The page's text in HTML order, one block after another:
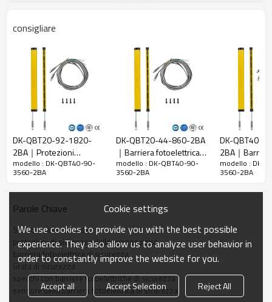
Spazio tra i
Rileva la
precisione
48 mm
Quantità di
travi
Raggio
d'azione
3560 mm
Taglia del
prodotto
15mm*30mm*L, L è la lunghezza dell'emettitore e
del ricevitore.
Distanza di
rilevamento
30-3000mm
risposta
≤15 ms
Dati meccanici
Materiale
dell'alloggiamentoMetallo
consigliare
DK-QBT20-92-1820-
2BA｜Protezioni
luminose per presse
piegatrici｜DADISICK
modello : DK-QBT40-90-
3560-2BA
DK-QBT20-44-860-2BA
｜Barriera fotoelettrica
di sicurezza｜DADISICK
modello : DK-QBT40-90-
3560-2BA
DK-QBT40-
2BA｜
fotoelettrica
｜DADISICK
modello : DK-
3560-2BA
Parole Chiave
Sensore laser a tenda
protezioni di sicurezza della punzonatrice
barriera fotoelettrica di sicurezza
Grata di sicurezza
specchi con barriere fotoelettriche di sicurezza
sensore della barriera fotoelettrica di sicurezza
Cookie settings
We use cookies to provide you with the best possible
experience. They also allow us to analyze user behavior in
order to constantly improve the website for you.
Accept all Accept Selection Reject All